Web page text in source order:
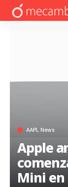
AAPL News
Apple
Mini en